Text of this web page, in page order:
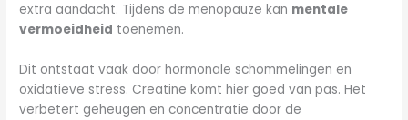
extra aandacht. Tijdens de menopauze kan mentale
vermoeidheid toenemen.
Dit ontstaat vaak door hormonale schommelingen en
oxidatieve stress. Creatine komt hier goed van pas. Het
verbetert geheugen en concentratie door de